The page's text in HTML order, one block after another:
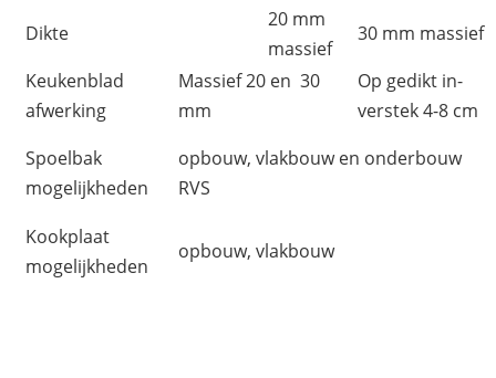
Dikte
20 mm
massief
30 mm massief
Keukenblad
afwerking
Massief 20 en 30
mm
Op gedikt in-
verstek 4-8 cm
Spoelbak
mogelijkheden
opbouw, vlakbouw en onderbouw
RVS
Kookplaat
mogelijkheden
opbouw, vlakbouw